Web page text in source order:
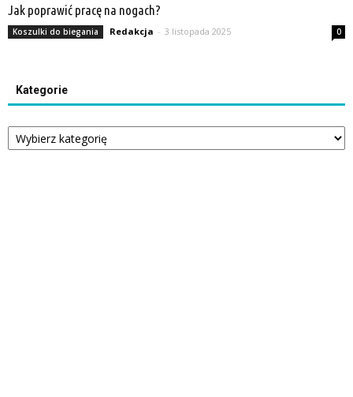
Jak poprawić pracę na nogach?
Koszulki do biegania Redakcja - 3 listopada 2025 0
Kategorie
Kategorie